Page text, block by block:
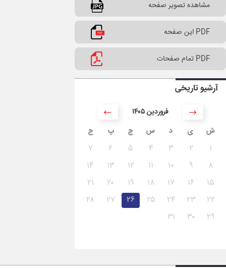
مشاهده تصویر صفحه
PDF این صفحه
PDF تمام صفحات
آرشیو تاریخی
۱۴۰۵ فروردین
ش
ی د س چ پ ج
۱ ۲ ۳ ۴ ۵ ۶
۷
۸
۹ ۱۰ ۱۱ ۱۲ ۱۳
۱۴
۱۵
۱۶ ۱۷ ۱۸ ۱۹ ۲۰
۲۱
۲۲
۲۳ ۲۴ ۲۵ ۲۶ ۲۷
۲۸
۲۹
۳۰ ۳۱